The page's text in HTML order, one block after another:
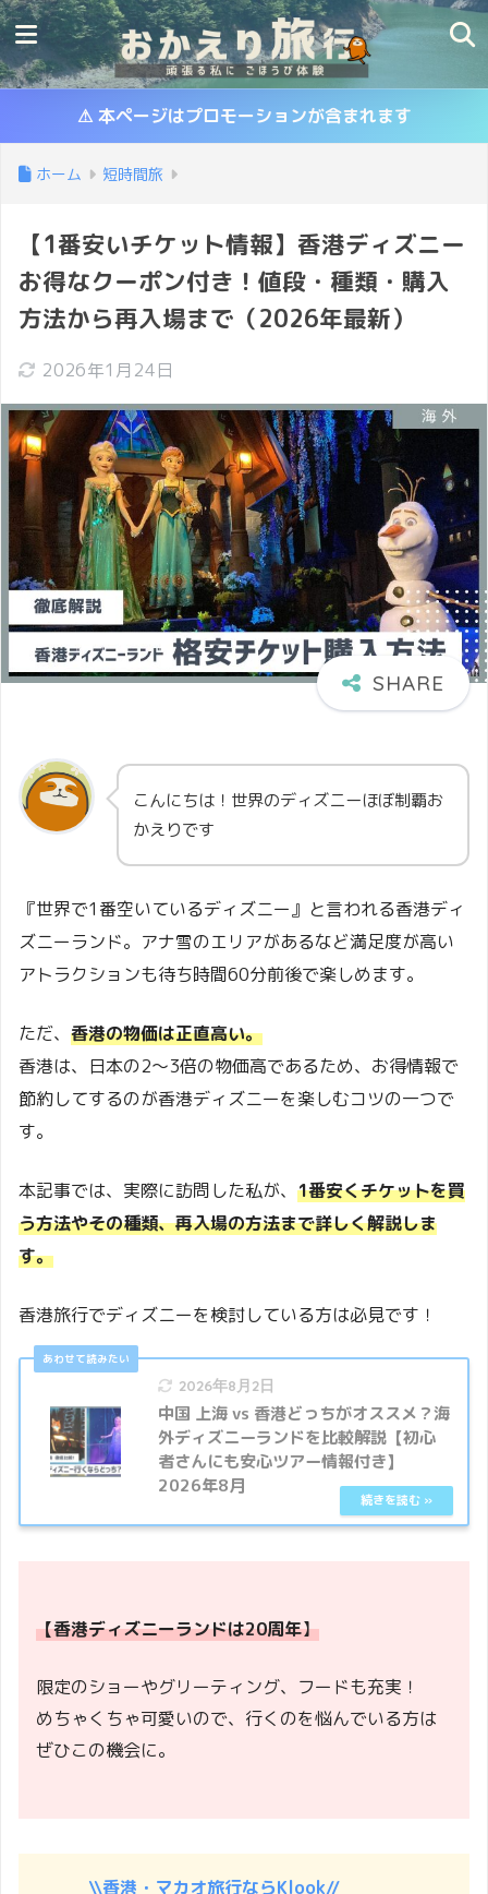
⚠ 本ページはプロモーションが含まれます
ホーム 短時間旅
【1番安いチケット情報】香港ディズニー
お得なクーポン付き！値段・種類・購入
方法から再入場まで（2026年最新）
2026年1月24日
こんにちは！世界のディズニーほぼ制覇お
かえりです
『世界で1番空いているディズニー』と言われる香港ディ
ズニーランド。アナ雪のエリアがあるなど満足度が高い
アトラクションも待ち時間60分前後で楽しめます。
ただ、 香港の物価は正直高い。
香港は、日本の2～3倍の物価高であるため、お得情報で
節約してするのが香港ディズニーを楽しむコツの一つで
す。
本記事では、実際に訪問した私が、 1番安くチケットを買
う方法やその種類、再入場の方法まで詳しく解説しま
す。
香港旅行でディズニーを検討している方は必見です！
2026年8月2日
中国 上海 vs 香港どっちがオススメ？海
外ディズニーランドを比較解説【初心
者さんにも安心ツアー情報付き】
2026年8月
【香港ディズニーランドは20周年】
限定のショーやグリーティング、フードも充実！
めちゃくちゃ可愛いので、行くのを悩んでいる方は
ぜひこの機会に。
\\香港・マカオ旅行ならKlook//